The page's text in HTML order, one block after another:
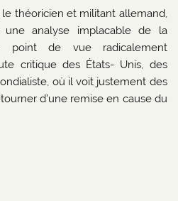
le théoricien et militant allemand,
analyse implacable de la
point de vue radicalement
critique des États- Unis, des
où il voit justement des
d’une remise en cause du